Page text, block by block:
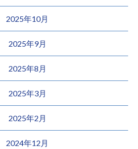
2025年10月
2025年9月
2025年8月
2025年3月
2025年2月
2024年12月